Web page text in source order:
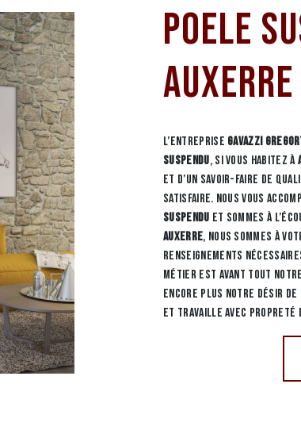
Poele
Auxerre
L’entreprise GAVAZZI
suspendu, si vous habitez à
et d’un savoir-faire de
satisfaire. Nous vous
suspendu et sommes à
Auxerre, nous sommes à
renseignements
métier est avant tout
encore plus notre désir
et travaille avec propreté